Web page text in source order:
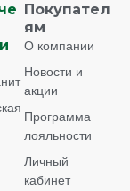
Покупател
ям
О компании
Новости и
акции
Программа
лояльности
Личный
кабинет